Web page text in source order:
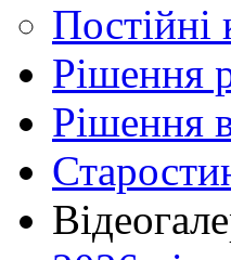
Постійні
Рішення
Рішення